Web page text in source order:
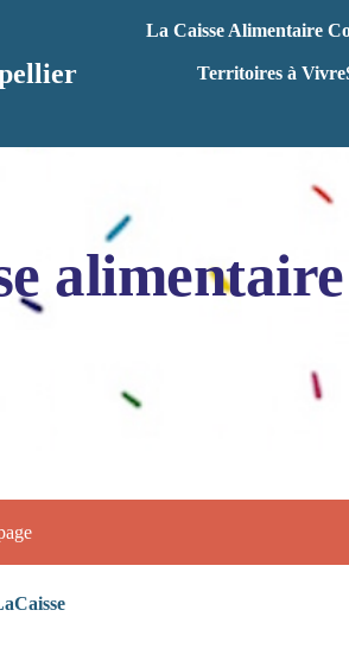
La Caisse Alimentaire
Territoires à